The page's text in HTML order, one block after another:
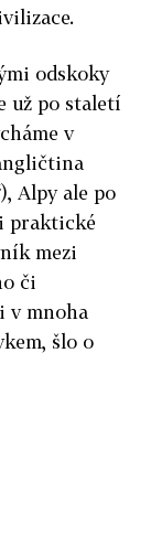
odskoky
už po staletí
v
Alpy ale po
praktické
mezi
či
v mnoha
šlo o